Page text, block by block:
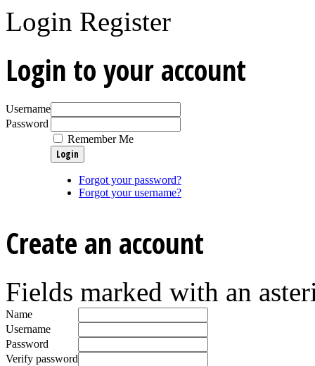
Login Register
Login to your account
Username
Password
Remember Me
Forgot your password?
Forgot your username?
Create an account
Fields marked with an
Name
Username
Password
Verify password